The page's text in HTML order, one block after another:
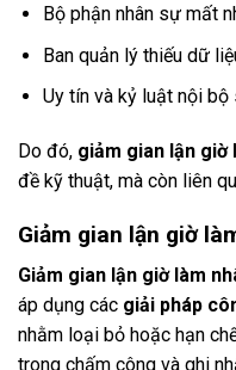
Bộ phận nhân sự mất
Ban quản lý thiếu dữ
Uy tín và kỷ luật nội bộ
Do đó, giảm gian lận giờ
đề kỹ thuật, mà còn liên
Giảm gian lận giờ
Giảm gian lận giờ làm
áp dụng các giải pháp
nhằm loại bỏ hoặc hạn
trong chấm công và ghi